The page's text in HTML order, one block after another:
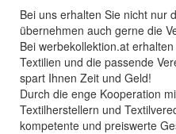
Bei uns erhalten Sie nicht nur
übernehmen auch gerne die
Bei werbekollektion.at
Textilien und die passende
spart Ihnen Zeit und Geld!
Durch die enge Kooperation
Textilherstellern und
kompetente und preiswerte